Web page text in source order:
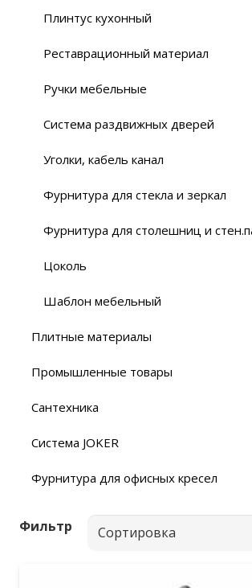
Плинтус кухонный
Реставрационный материaл
Ручки мебельные
Система раздвижных дверей
Уголки, кабель канал
Фурнитура для стекла и зеркал
Фурнитура для столешниц и
Цоколь
Шаблон мебельный
Плитные материалы
Промышленные товары
Сантехника
Система JOKER
Фурнитура для офисных кресел
Фильтр